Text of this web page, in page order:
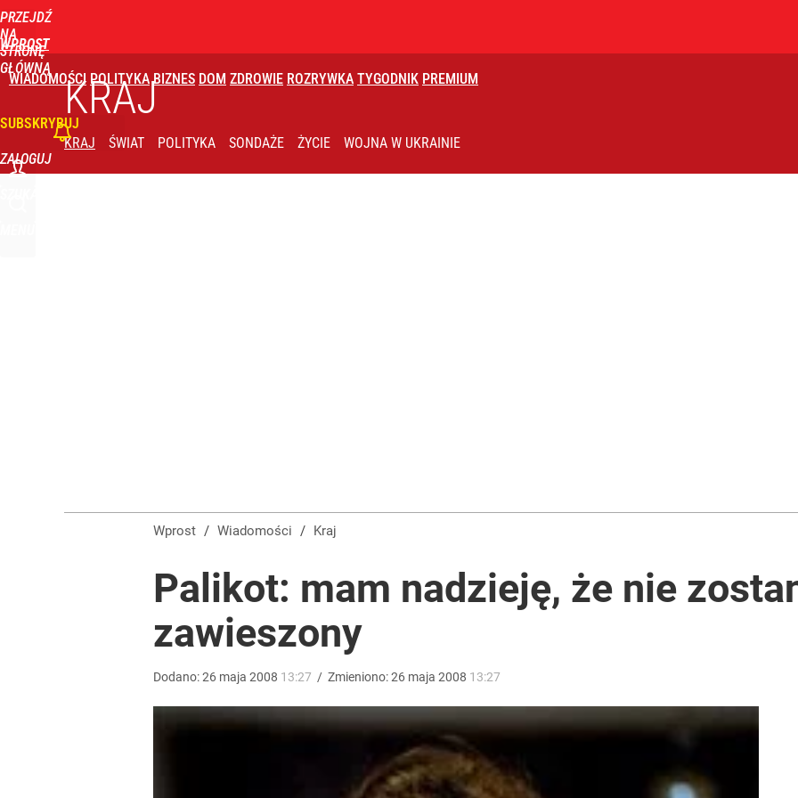
PRZEJDŹ
NA
STRONĘ
GŁÓWNĄ
WPROST
WIADOMOŚCI POLITYKA BIZNES DOM ZDROWIE ROZRYWKA TYGODNIK PREMIUM
SUBSKRYBUJ
ZALOGUJ
KRAJ
KRAJ ŚWIAT POLITYKA SONDAŻE ŻYCIE WOJNA W UKRAINIE
Wprost / Wiadomości / Kraj
Palikot: mam nadzieję, że nie
zawieszony
Dodano:26 maja 2008 13:27 / Zmieniono:26 maja 2008 13:27